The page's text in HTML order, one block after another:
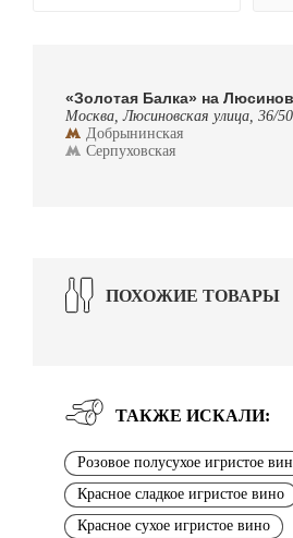
«Золотая Балка» на
Москва, Люсиновская улица, 36/50
Добрынинская
Серпуховская
ПОХОЖИЕ ТОВАРЫ
ТАКЖЕ ИСКАЛИ:
Розовое полусухое игристое
Красное сладкое игристое вино
Красное сухое игристое вино